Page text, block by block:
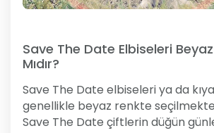
Save The Date Elbiseleri
Mıdır?
Save The Date elbiseleri ya da
genellikle beyaz renkte
Save The Date çiftlerin düğün